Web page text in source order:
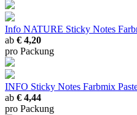
Info NATURE Sticky Notes
ab € 4,20
pro Packung
INFO Sticky Notes Farbmix
ab € 4,44
pro Packung